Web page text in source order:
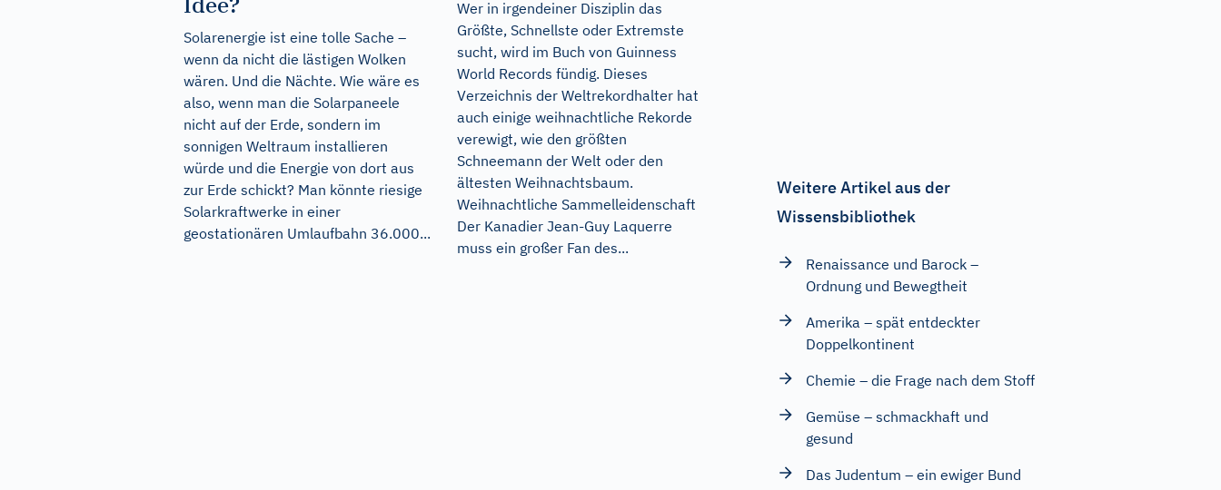
Solarenergie ist eine tolle Sache –
wenn da nicht die lästigen Wolken
wären. Und die Nächte. Wie wäre es
also, wenn man die Solarpaneele
nicht auf der Erde, sondern im
sonnigen Weltraum installieren
würde und die Energie von dort aus
zur Erde schickt? Man könnte riesige
Solarkraftwerke in einer
geostationären Umlaufbahn 36.000...
Wer in irgendeiner Disziplin das
Größte, Schnellste oder Extremste
sucht, wird im Buch von Guinness
World Records fündig. Dieses
Verzeichnis der Weltrekordhalter hat
auch einige weihnachtliche Rekorde
verewigt, wie den größten
Schneemann der Welt oder den
ältesten Weihnachtsbaum.
Weihnachtliche Sammelleidenschaft
Der Kanadier Jean-Guy Laquerre
muss ein großer Fan des...
Weitere Artikel aus der
Wissensbibliothek
Renaissance und Barock –
Ordnung und Bewegtheit
Amerika – spät entdeckter
Doppelkontinent
Chemie – die Frage nach dem Stoff
Gemüse – schmackhaft und
gesund
Das Judentum – ein ewiger Bund